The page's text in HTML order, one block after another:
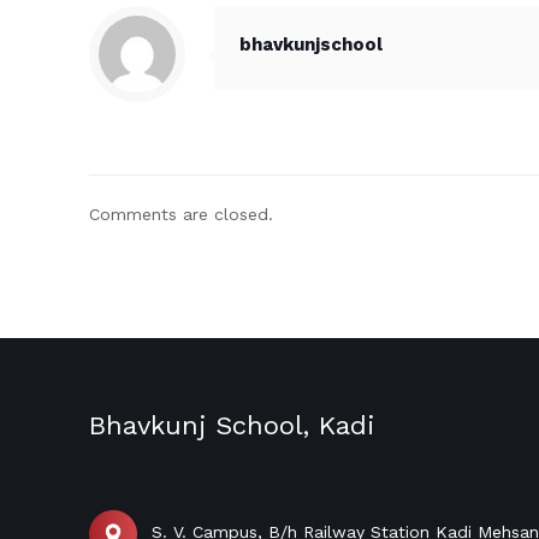
bhavkunjschool
Comments are closed.
Bhavkunj School, Kadi
S. V. Campus, B/h Railway Station Kadi